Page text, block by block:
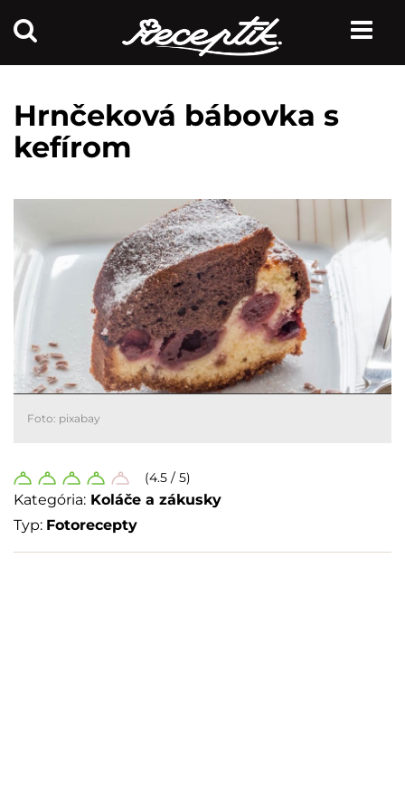
Hrnčeková bábovka s
kefírom
Foto: pixabay
(4.5 / 5)
Kategória: Koláče a zákusky
Typ: Fotorecepty